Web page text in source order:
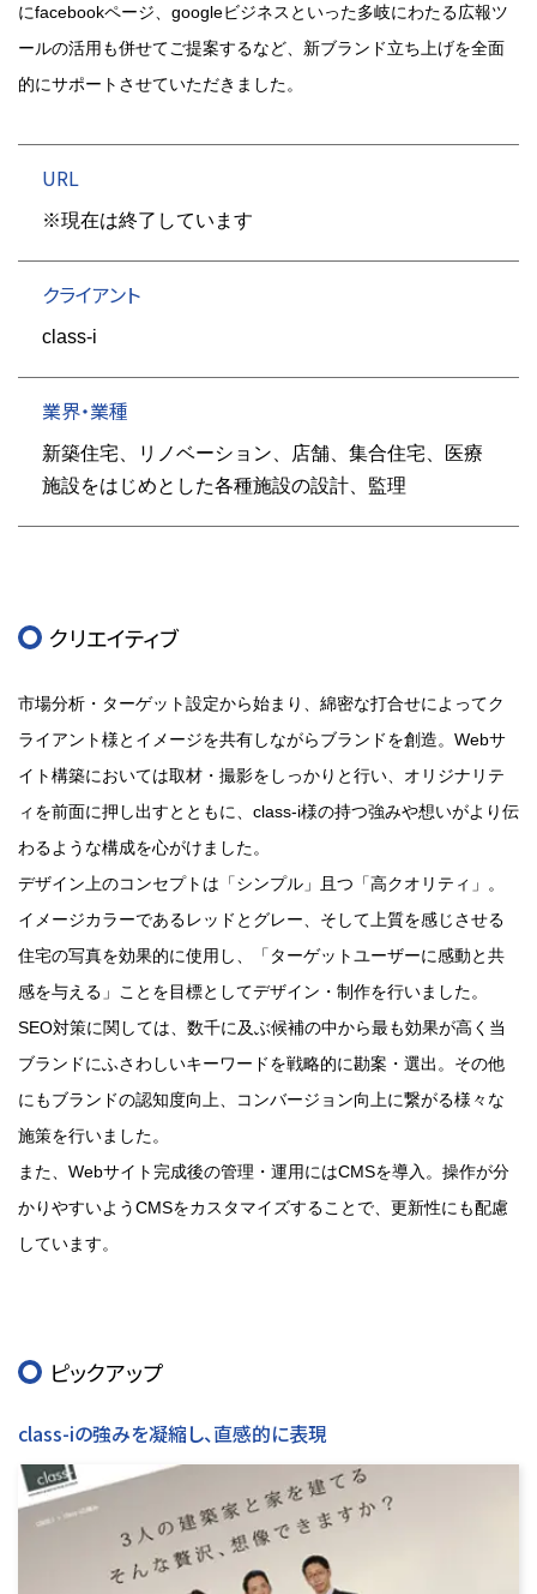
にfacebookページ、googleビジネスといった多岐にわたる広報ツ
ールの活用も併せてご提案するなど、新ブランド立ち上げを全面
的にサポートさせていただきました。
URL
※現在は終了しています
クライアント
class-i
業界・業種
新築住宅、リノベーション、店舗、集合住宅、医療
施設をはじめとした各種施設の設計、監理
クリエイティブ
市場分析・ターゲット設定から始まり、綿密な打合せによってク
ライアント様とイメージを共有しながらブランドを創造。Webサ
イト構築においては取材・撮影をしっかりと行い、オリジナリテ
ィを前面に押し出すとともに、class-i様の持つ強みや想いがより伝
わるような構成を心がけました。
デザイン上のコンセプトは「シンプル」且つ「高クオリティ」。
イメージカラーであるレッドとグレー、そして上質を感じさせる
住宅の写真を効果的に使用し、「ターゲットユーザーに感動と共
感を与える」ことを目標としてデザイン・制作を行いました。
SEO対策に関しては、数千に及ぶ候補の中から最も効果が高く当
ブランドにふさわしいキーワードを戦略的に勘案・選出。その他
にもブランドの認知度向上、コンバージョン向上に繋がる様々な
施策を行いました。
また、Webサイト完成後の管理・運用にはCMSを導入。操作が分
かりやすいようCMSをカスタマイズすることで、更新性にも配慮
しています。
ピックアップ
class-iの強みを凝縮し、直感的に表現